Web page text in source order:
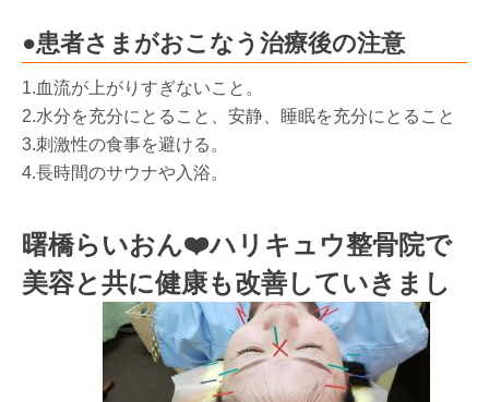
●患者さまがおこなう治療後の注意
1.血流が上がりすぎないこと。
2.水分を充分にとること、安静、睡眠を充分にとること
3.刺激性の食事を避ける。
4.長時間のサウナや入浴。
曙橋らいおん❤️ハリキュウ整骨院で
美容と共に健康も改善していきまし